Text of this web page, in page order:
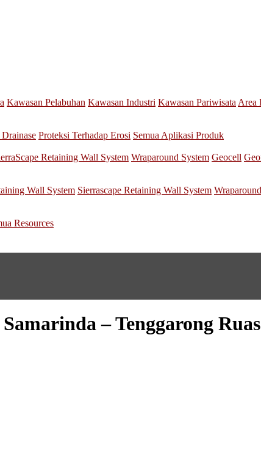
Kawasan Pelabuhan Kawasan Industri Kawasan Pariwisata Area
Drainase Proteksi Terhadap Erosi Semua Aplikasi Produk
Retaining Wall System Wraparound System Geocell
Wall System Sierrascape Retaining Wall System
Resources
– Tenggarong